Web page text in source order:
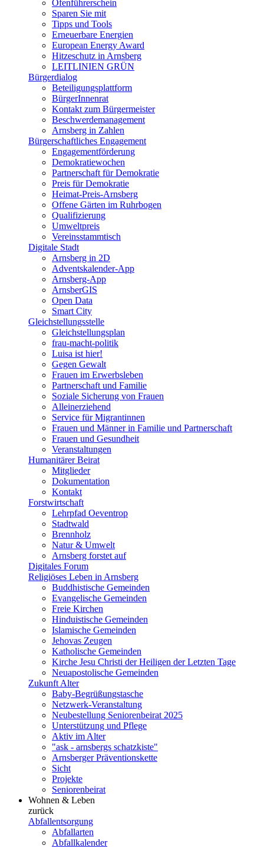
Ofenführerschein
Sparen Sie mit
Tipps und Tools
Erneuerbare Energien
European Energy Award
Hitzeschutz in Arnsberg
LEITLINIEN GRÜN
Bürgerdialog
Beteiligungsplattform
BürgerInnenrat
Kontakt zum Bürgermeister
Beschwerdemanagement
Arnsberg in Zahlen
Bürgerschaftliches Engagement
Engagementförderung
Demokratiewochen
Partnerschaft für Demokratie
Preis für Demokratie
Heimat-Preis-Arnsberg
Offene Gärten im Ruhrbogen
Qualifizierung
Umweltpreis
Vereinsstammtisch
Digitale Stadt
Arnsberg in 2D
Adventskalender-App
Arnsberg-App
ArnsberGIS
Open Data
Smart City
Gleichstellungsstelle
Gleichstellungsplan
frau-macht-politik
Luisa ist hier!
Gegen Gewalt
Frauen im Erwerbsleben
Partnerschaft und Familie
Soziale Sicherung von Frauen
Alleinerziehend
Service für Migrantinnen
Frauen und Männer in Familie und Partnerschaft
Frauen und Gesundheit
Veranstaltungen
Humanitärer Beirat
Mitglieder
Dokumentation
Kontakt
Forstwirtschaft
Lehrpfad Oeventrop
Stadtwald
Brennholz
Natur & Umwelt
Arnsberg forstet auf
Digitales Forum
Religiöses Leben in Arnsberg
Buddhistische Gemeinden
Evangelische Gemeinden
Freie Kirchen
Hinduistische Gemeinden
Islamische Gemeinden
Jehovas Zeugen
Katholische Gemeinden
Kirche Jesu Christi der Heiligen der Letzten Tage
Neuapostolische Gemeinden
Zukunft Alter
Baby-Begrüßungstasche
Netzwerk-Veranstaltung
Neubestellung Seniorenbeirat 2025
Unterstützung und Pflege
Aktiv im Alter
"ask - arnsbergs schatzkiste"
Arnsberger Präventionskette
Sicht
Projekte
Seniorenbeirat
Wohnen & Leben
zurück
Abfallentsorgung
Abfallarten
Abfallkalender